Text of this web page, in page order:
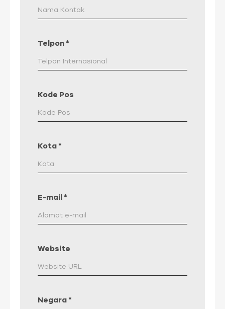
Telpon *
Kode Pos
Kota *
E-mail *
Website
Negara *